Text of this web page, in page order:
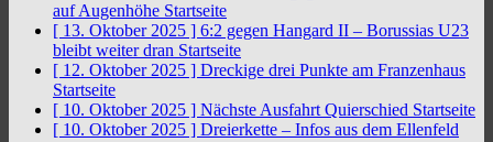
auf Augenhöhe Startseite
[ 13. Oktober 2025 ] 6:2 gegen Hangard II – Borussias U23
bleibt weiter dran Startseite
[ 12. Oktober 2025 ] Dreckige drei Punkte am Franzenhaus
Startseite
[ 10. Oktober 2025 ] Nächste Ausfahrt Quierschied Startseite
[ 10. Oktober 2025 ] Dreierkette – Infos aus dem Ellenfeld